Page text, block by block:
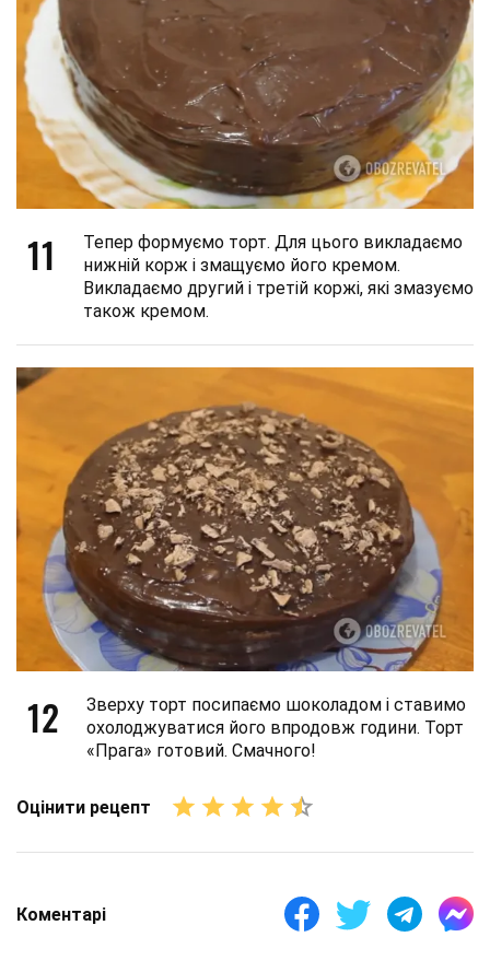
11
Тепер формуємо торт. Для цього викладаємо
нижній корж і змащуємо його кремом.
Викладаємо другий і третій коржі, які змазуємо
також кремом.
12
Зверху торт посипаємо шоколадом і ставимо
охолоджуватися його впродовж години. Торт
«Прага» готовий. Смачного!
Оцінити рецепт
Коментарі